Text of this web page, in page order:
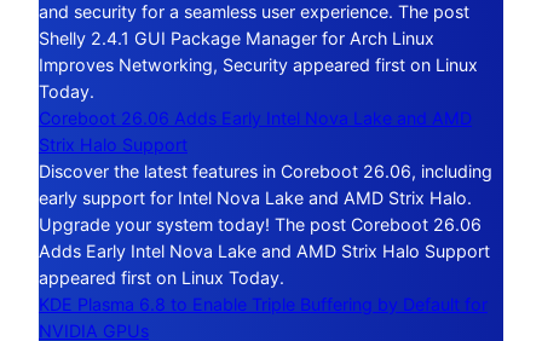
and security for a seamless user experience. The post
Shelly 2.4.1 GUI Package Manager for Arch Linux
Improves Networking, Security appeared first on Linux
Today.
Coreboot 26.06 Adds Early Intel Nova Lake and AMD
Strix Halo Support
Discover the latest features in Coreboot 26.06, including
early support for Intel Nova Lake and AMD Strix Halo.
Upgrade your system today! The post Coreboot 26.06
Adds Early Intel Nova Lake and AMD Strix Halo Support
appeared first on Linux Today.
KDE Plasma 6.8 to Enable Triple Buffering by Default for
NVIDIA GPUs